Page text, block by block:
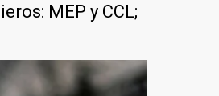
MEP y CCL;